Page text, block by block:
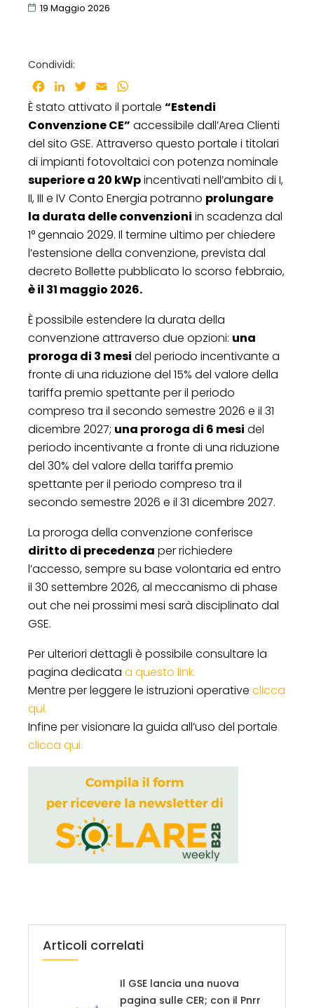
19 Maggio 2026
Condividi:
Facebook
LinkedInTwitter
Email
È stato attivato il portale “Estendi
Convenzione CE” accessibile dall’Area Clienti
del sito GSE. Attraverso questo portale i titolari
di impianti fotovoltaici con potenza nominale
superiore a 20 kWpincentivati nell’ambito di I,
II, III e IV Conto Energia potranno prolungare
la durata delle convenzioni in scadenza dal
1° gennaio 2029. Il termine ultimo per chiedere
l’estensione della convenzione, prevista dal
decreto Bollette pubblicato lo scorso febbraio,
è il 31 maggio 2026.
È possibile estendere la durata della
convenzione attraverso due opzioni: una
proroga di 3 mesi del periodo incentivante a
fronte di una riduzione del 15% del valore della
tariffa premio spettante per il periodo
compreso tra il secondo semestre 2026 e il 31
dicembre 2027; una proroga di 6 mesi del
periodo incentivante a fronte di una riduzione
del 30% del valore della tariffa premio
spettante per il periodo compreso tra il
secondo semestre 2026 e il 31 dicembre 2027.
La proroga della convenzione conferisce
diritto di precedenza per richiedere
l’accesso, sempre su base volontaria ed entro
il 30 settembre 2026, al meccanismo di phase
out che nei prossimi mesi sarà disciplinato dal
GSE.
Per ulteriori dettagli è possibile consultare la
pagina dedicata a questo link.
Mentre per leggere le istruzioni operative clicca
qui.
Infine per visionare la guida all’uso del portale
clicca qui.
Articoli correlati
Il GSE lancia una nuova
pagina sulle CER; con il Pnrr